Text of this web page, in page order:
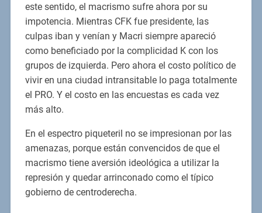
este sentido, el macrismo sufre ahora por su
impotencia. Mientras CFK fue presidente, las
culpas iban y venían y Macri siempre apareció
como beneficiado por la complicidad K con los
grupos de izquierda. Pero ahora el costo político de
vivir en una ciudad intransitable lo paga totalmente
el PRO. Y el costo en las encuestas es cada vez
más alto.
En el espectro piqueteril no se impresionan por las
amenazas, porque están convencidos de que el
macrismo tiene aversión ideológica a utilizar la
represión y quedar arrinconado como el típico
gobierno de centroderecha.